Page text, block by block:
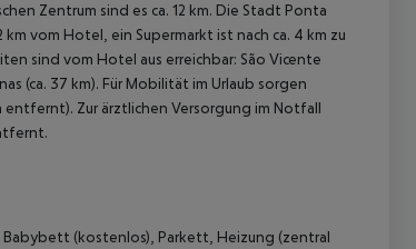
Zentrum sind es ca. 12 km. Die Stadt Ponta
vom Hotel, ein Supermarkt ist nach ca. 4 km zu
sind vom Hotel aus erreichbar: São Vicente
(ca. 37 km). Für Mobilität im Urlaub sorgen
entfernt). Zur ärztlichen Versorgung im Notfall
(kostenlos), Parkett, Heizung (zentral